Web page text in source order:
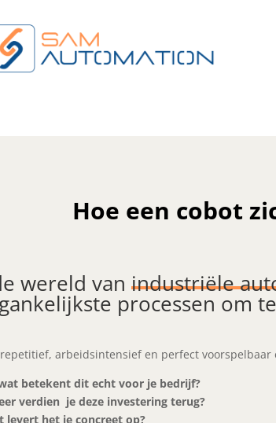
Hoe een cobot
wereld vanindustriële
processen om
arbeidsintensief en perfect
betekent dit echt voor je bedrijf?
verdien je deze investering terug?
levert het je concreet op?